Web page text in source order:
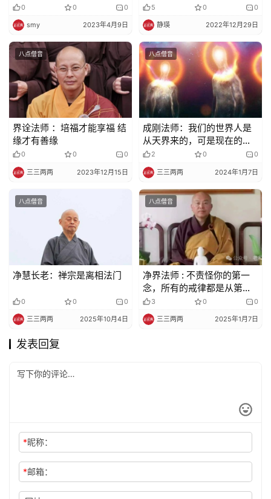
0 0 0
smy 2023年4月9日
5 0 0
静瑛 2022年12月29日
八点僧音
界诠法师 ：培福才能享福 结
缘才有善缘
0 0 0
三三两两 2023年12月15日
八点僧音
成刚法师：我们的世界人是
从天界来的，可是现在的人
为什么变成这样？
2 0 0
三三两两 2024年1月7日
八点僧音
净慧长老：禅宗是离相法门
0 0 0
三三两两 2025年10月4日
八点僧音
净界法师 : 不责怪你的第一
念，所有的戒律都是从第二
念开始的！
3 0 0
三三两两 2025年1月7日
发表回复
*昵称：
*邮箱：